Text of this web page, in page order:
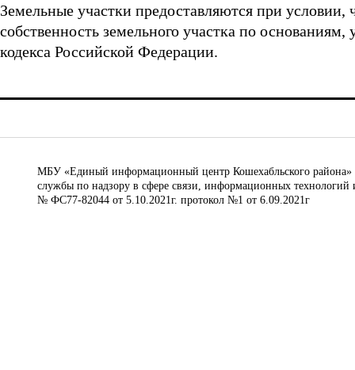
Земельные участки предоставляются при условии,
собственность земельного участка по
кодекса Российской Федерации.
МБУ «Единый информационный центр Кошехабльского района»
службы по надзору в сфере связи, информационных
№ ФС77-82044 от 5.10.2021г. протокол №1 от 6.09.2021г